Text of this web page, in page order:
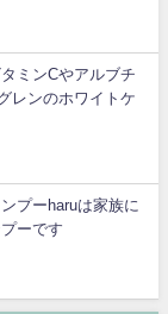
ミンCやアルブチ
レンのホワイトケ
プーharuは家族に
ーです